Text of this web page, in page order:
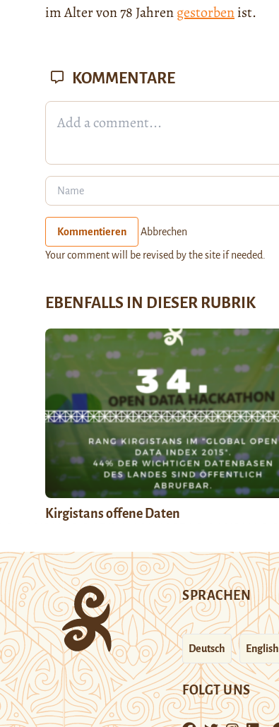
im Alter von 78 Jahrengestorbenist.
KOMMENTARE
Kommentieren Abbrechen
Your comment will be revised by the site if needed.
EBENFALLS IN DIESER RUBRIK
Kirgistans offene Daten
SPRACHEN
Deutsch English
FOLGT UNS